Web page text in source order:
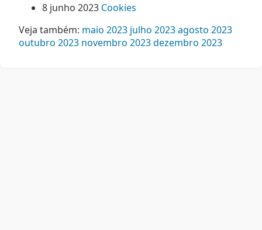
8 junho 2023 Cookies
Veja também: maio 2023 julho 2023agosto 2023
outubro 2023 novembro 2023dezembro 2023